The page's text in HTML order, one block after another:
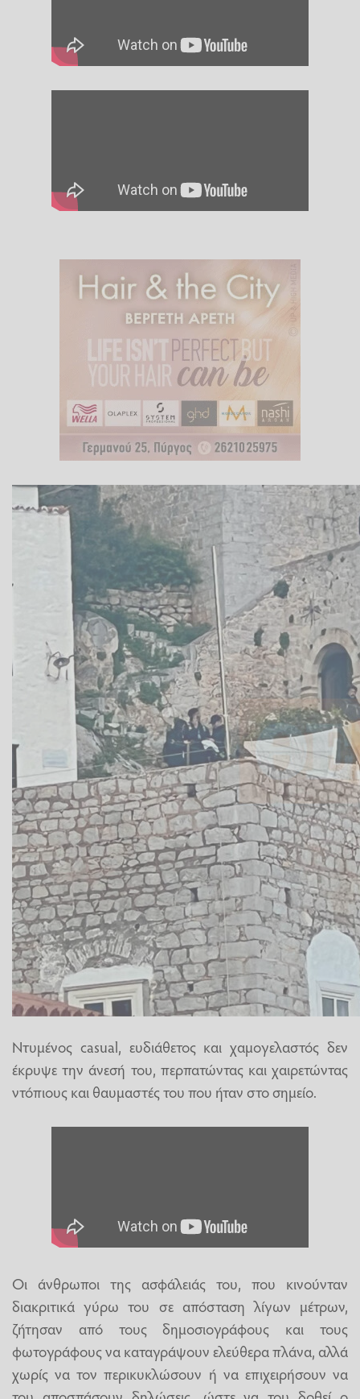
Ντυμένος casual, ευδιάθετος και χαμογελαστός δεν
έκρυψε την άνεσή του, περπατώντας και χαιρετώντας
ντόπιους και θαυμαστές του που ήταν στο σημείο.
Οι άνθρωποι της ασφάλειάς του, που κινούνταν
διακριτικά γύρω του σε απόσταση λίγων μέτρων,
ζήτησαν από τους δημοσιογράφους και τους
φωτογράφους να καταγράψουν ελεύθερα πλάνα, αλλά
χωρίς να τον περικυκλώσουν ή να επιχειρήσουν να